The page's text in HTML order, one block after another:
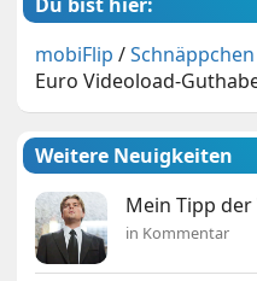
mobiFlip /Schnäppchen
Euro Videoload-
Weitere Neuigkeiten
Mein Tipp
in Kommentar